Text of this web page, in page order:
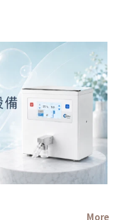
More